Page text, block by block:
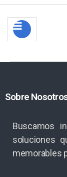
Sobre
Buscamos
soluciones
memorables